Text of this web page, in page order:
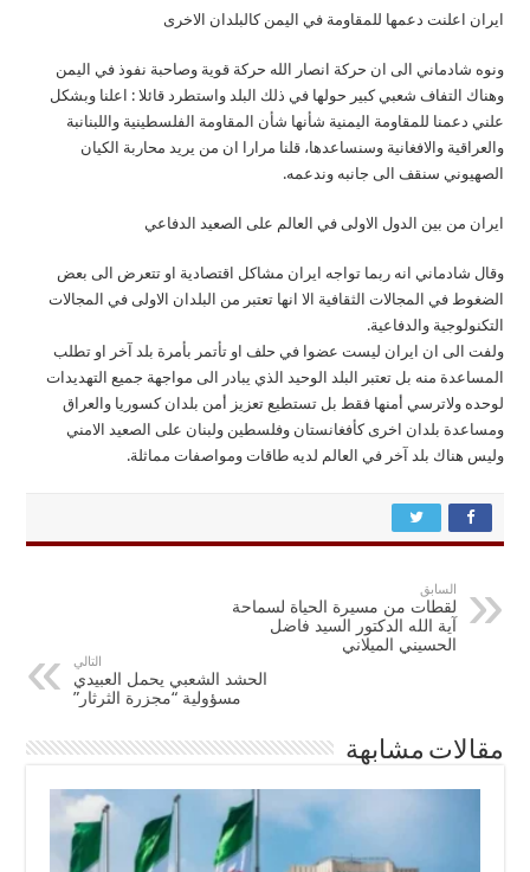
ايران اعلنت دعمها للمقاومة في اليمن كالبلدان الاخرى
ونوه شادماني الى ان حركة انصار الله حركة قوية وصاحبة نفوذ في اليمن
وهناك التفاف شعبي كبير حولها في ذلك البلد واستطرد قائلا : اعلنا وبشكل
علني دعمنا للمقاومة اليمنية شأنها شأن المقاومة الفلسطينية واللبنانبة
والعراقية والافغانية وسنساعدها، قلنا مرارا ان من يريد محاربة الكيان
الصهيوني سنقف الى جانبه وندعمه.
ايران من بين الدول الاولى في العالم على الصعيد الدفاعي
وقال شادماني انه ربما تواجه ايران مشاكل اقتصادية او تتعرض الى بعض
الضغوط في المجالات الثقافية الا انها تعتبر من البلدان الاولى في المجالات
التكنولوجية والدفاعية.
ولفت الى ان ايران ليست عضوا في حلف او تأتمر بأمرة بلد آخر او تطلب
المساعدة منه بل تعتبر البلد الوحيد الذي يبادر الى مواجهة جميع التهديدات
لوحده ولاترسي أمنها فقط بل تستطيع تعزيز أمن بلدان كسوريا والعراق
ومساعدة بلدان اخرى كأفغانستان وفلسطين ولبنان على الصعيد الامني
وليس هناك بلد آخر في العالم لديه طاقات ومواصفات مماثلة.
السابق
لقطات من مسيرة الحياة لسماحة
آية الله الدكتور السيد فاضل
الحسيني الميلاني
التالي
الحشد الشعبي يحمل العبيدي
مسؤولية “مجزرة الثرثار”
مقالات مشابهة